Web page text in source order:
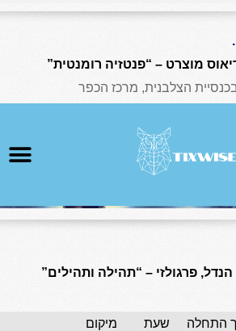
הצלבנית, מרכז הכפר
התחלה
שעת
מיקום